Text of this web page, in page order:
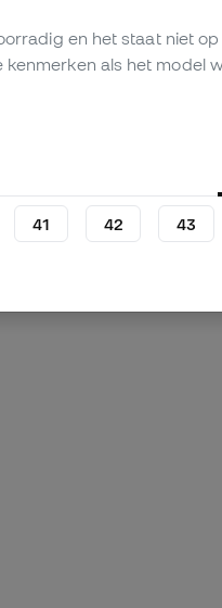
en het staat niet
als het model
41 42 43